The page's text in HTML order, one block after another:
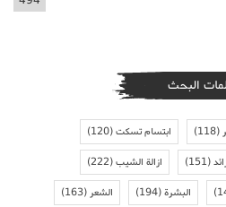
البحث
(118) ابتسام تسكت(120)
(151) ازالة الشيب(222)
البشرة(194) الشعر(163)